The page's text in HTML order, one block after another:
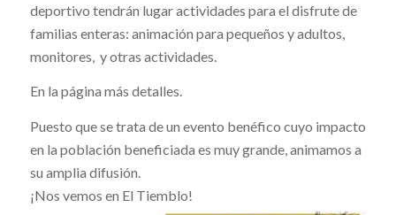
deportivo tendrán lugar actividades para el disfrute de
familias enteras: animación para pequeños y adultos,
monitores, y otras actividades.
En la página más detalles.
Puesto que se trata de un evento benéfico cuyo impacto
en la población beneficiada es muy grande, animamos a
su amplia difusión.
¡Nos vemos en El Tiemblo!